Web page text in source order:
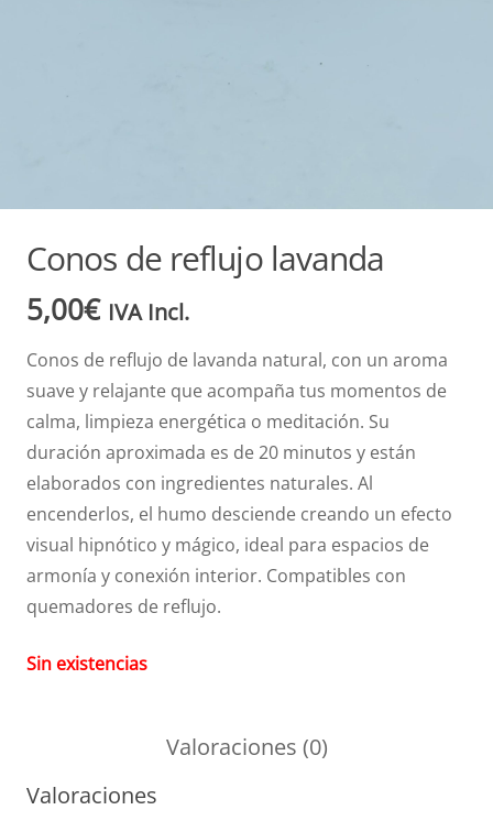
Conos de reflujo lavanda
5,00€ IVA Incl.
Conos de reflujo de lavanda natural, con un aroma
suave y relajante que acompaña tus momentos de
calma, limpieza energética o meditación. Su
duración aproximada es de 20 minutos y están
elaborados con ingredientes naturales. Al
encenderlos, el humo desciende creando un efecto
visual hipnótico y mágico, ideal para espacios de
armonía y conexión interior. Compatibles con
quemadores de reflujo.
Sin existencias
Valoraciones (0)
Valoraciones